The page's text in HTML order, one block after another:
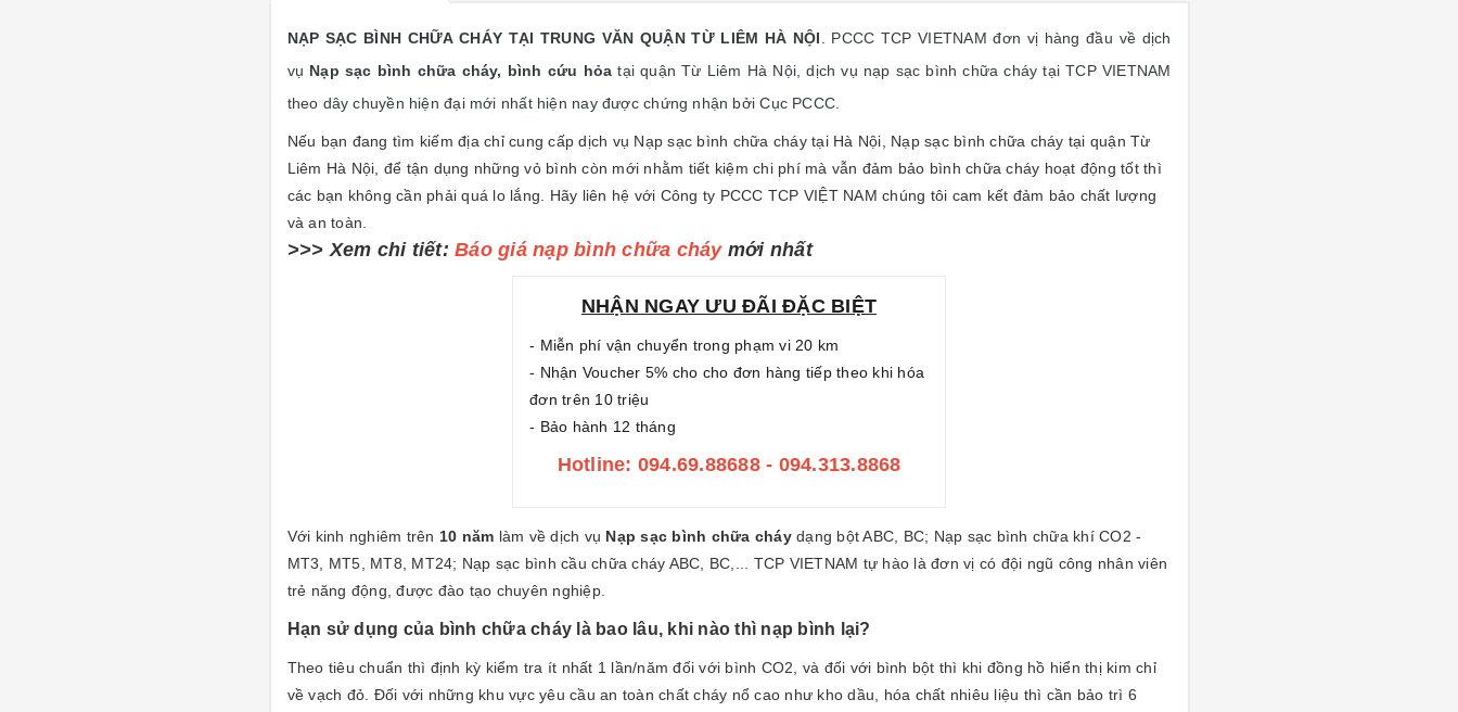
NẠP SẠC BÌNH CHỮA CHÁY TẠI TRUNG VĂN QUẬN TỪ LIÊM HÀ NỘI
. PCCC TCP VIETNAM đơn vị hàng đầu về dịch
vụ Nạp sạc bình chữa cháy, bình cứu hỏa tại quận Từ Liêm Hà Nội, dịch vụ nạp sạc bình chữa cháy tại TCP VIETNAM
theo dây chuyền hiện đại mới nhất hiện nay được chứng nhận bởi Cục PCCC.
Nếu bạn đang tìm kiếm địa chỉ cung cấp dịch vụ Nạp sạc bình chữa cháy tại Hà Nội, Nạp sạc bình chữa cháy tại quận Từ
Liêm Hà Nội, để tận dụng những vỏ bình còn mới nhằm tiết kiệm chi phí mà vẫn đảm bảo bình chữa cháy hoạt động tốt thì
các bạn không cần phải quá lo lắng. Hãy liên hệ với Công ty PCCC TCP VIỆT NAM chúng tôi cam kết đảm bảo chất lượng
và an toàn.
>>> Xem chi tiết: Báo giá nạp bình chữa cháymới nhất
NHẬN NGAY ƯU ĐÃI ĐẶC BIỆT
- Miễn phí vận chuyển trong phạm vi 20 km
- Nhận Voucher 5% cho cho đơn hàng tiếp theo khi hóa
đơn trên 10 triệu
- Bảo hành 12 tháng
Hotline: 094.69.88688 - 094.313.8868
Với kinh nghiêm trên 10 năm làm về dịch vụ Nạp sạc bình chữa cháydạng bột ABC, BC; Nạp sạc bình chữa khí CO2 -
MT3, MT5, MT8, MT24; Nạp sạc bình cầu chữa cháy ABC, BC,... TCP VIETNAM tự hào là đơn vị có đội ngũ công nhân viên
trẻ năng động, được đào tạo chuyên nghiệp.
Hạn sử dụng của bình chữa cháy là bao lâu, khi nào thì nạp bình lại?
Theo tiêu chuẩn thì định kỳ kiểm tra ít nhất 1 lần/năm đối với bình CO2, và đối với bình bột thì khi đồng hồ hiển thị kim chỉ
về vạch đỏ. Đối với những khu vực yêu cầu an toàn chất cháy nổ cao như kho dầu, hóa chất nhiêu liệu thì cần bảo trì 6